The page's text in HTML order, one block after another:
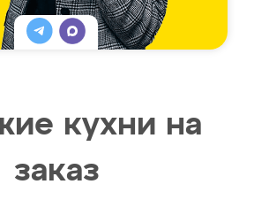
кухни на
заказ